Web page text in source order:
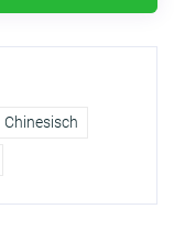
Chinesisch